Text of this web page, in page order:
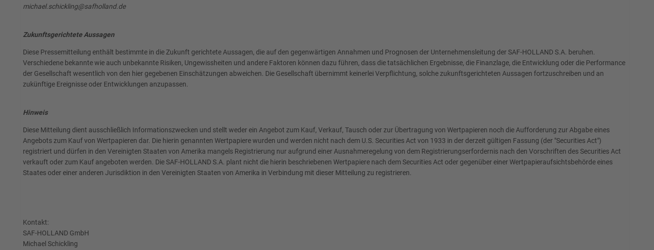
michael.schickling@safholland.de
Zukunftsgerichtete Aussagen
Diese Pressemitteilung enthält bestimmte in die Zukunft gerichtete Aussagen, die auf den gegenwärtigen Annahmen und Prognosen der Unternehmensleitung der SAF-HOLLAND S.A. beruhen.
Verschiedene bekannte wie auch unbekannte Risiken, Ungewissheiten und andere Faktoren können dazu führen, dass die tatsächlichen Ergebnisse, die Finanzlage, die Entwicklung oder die Performance
der Gesellschaft wesentlich von den hier gegebenen Einschätzungen abweichen. Die Gesellschaft übernimmt keinerlei Verpflichtung, solche zukunftsgerichteten Aussagen fortzuschreiben und an
zukünftige Ereignisse oder Entwicklungen anzupassen.
Hinweis
Diese Mitteilung dient ausschließlich Informationszwecken und stellt weder ein Angebot zum Kauf, Verkauf, Tausch oder zur Übertragung von Wertpapieren noch die Aufforderung zur Abgabe eines
Angebots zum Kauf von Wertpapieren dar. Die hierin genannten Wertpapiere wurden und werden nicht nach dem U.S. Securities Act von 1933 in der derzeit gültigen Fassung (der "Securities Act")
registriert und dürfen in den Vereinigten Staaten von Amerika mangels Registrierung nur aufgrund einer Ausnahmeregelung von dem Registrierungserfordernis nach den Vorschriften des Securities Act
verkauft oder zum Kauf angeboten werden. Die SAF-HOLLAND S.A. plant nicht die hierin beschriebenen Wertpapiere nach dem Securities Act oder gegenüber einer Wertpapieraufsichtsbehörde eines
Staates oder einer anderen Jurisdiktion in den Vereinigten Staaten von Amerika in Verbindung mit dieser Mitteilung zu registrieren.
Kontakt:
SAF-HOLLAND GmbH
Michael Schickling